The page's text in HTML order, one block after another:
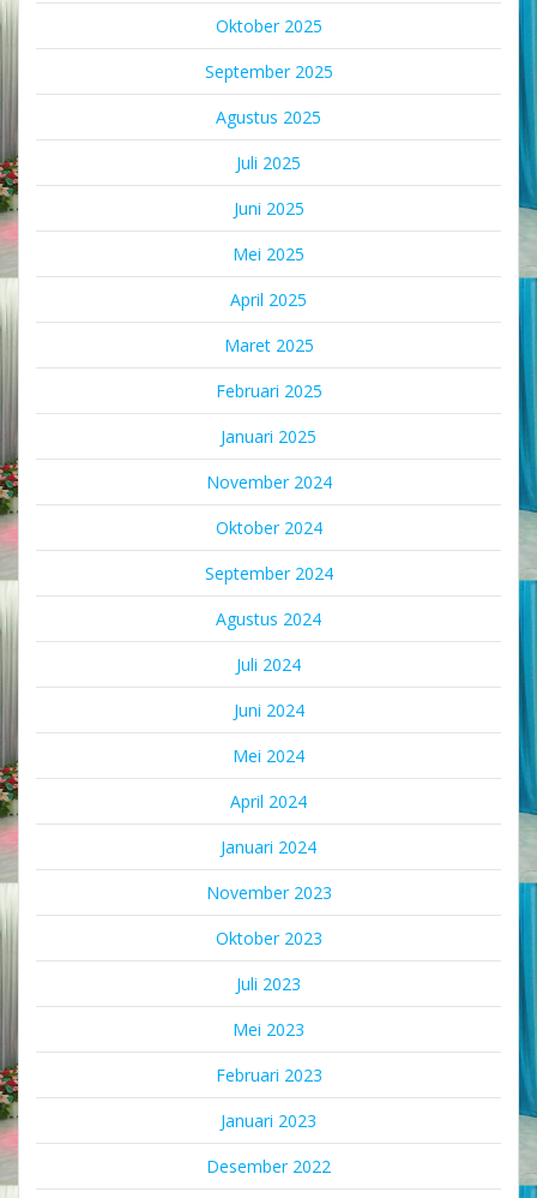
Oktober 2025
September 2025
Agustus 2025
Juli 2025
Juni 2025
Mei 2025
April 2025
Maret 2025
Februari 2025
Januari 2025
November 2024
Oktober 2024
September 2024
Agustus 2024
Juli 2024
Juni 2024
Mei 2024
April 2024
Januari 2024
November 2023
Oktober 2023
Juli 2023
Mei 2023
Februari 2023
Januari 2023
Desember 2022